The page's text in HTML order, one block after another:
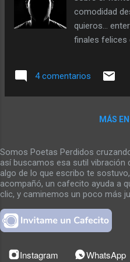
un
Treinta y un
mil
dejo entrever
tiñen su
comodidad
quieros…
finales felices
macizos
hierbas
desordenada
lagartija
enseña sus
asfalto que
otros
de lagartijas
hables y
garganta
4 comentarios
MÁS
Somos Poetas Perdidos
así buscamos esa sutil vibración
algo de lo que escribo te
acompañó, un cafecito ayuda a
clic, y caminemos un poco más
Instagram WhatsApp